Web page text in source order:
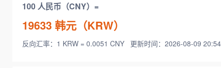
100 人民币（CNY）=
19633韩元（KRW）
反向汇率：1 KRW = 0.0051 CNY 更新时间：2026-08-09